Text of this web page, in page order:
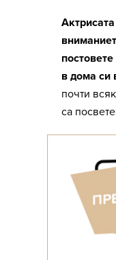
в дома си
почти
са